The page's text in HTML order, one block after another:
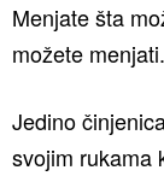
Menjate šta
možete menjati.
Jedino
svojim rukama